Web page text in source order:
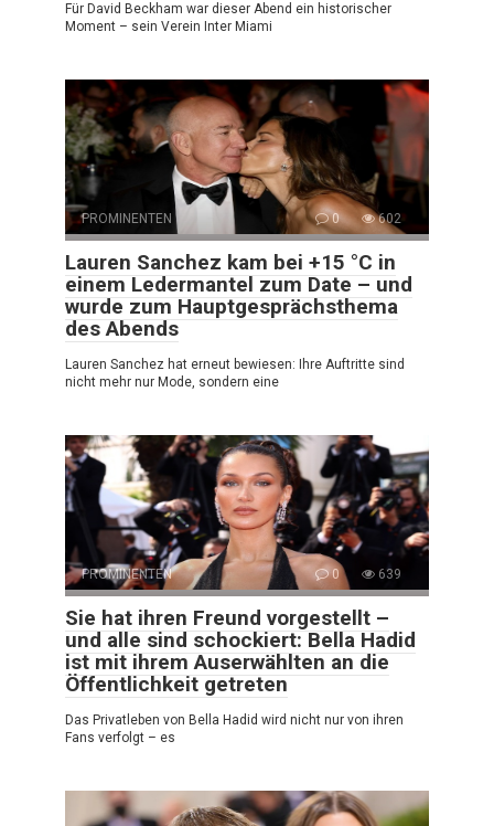
Für David Beckham war dieser Abend ein historischer
Moment – sein Verein Inter Miami
PROMINENTEN 0 602
Lauren Sanchez kam bei +15 °C in
einem Ledermantel zum Date – und
wurde zum Hauptgesprächsthema
des Abends
Lauren Sanchez hat erneut bewiesen: Ihre Auftritte sind
nicht mehr nur Mode, sondern eine
PROMINENTEN 0 639
Sie hat ihren Freund vorgestellt –
und alle sind schockiert: Bella Hadid
ist mit ihrem Auserwählten an die
Öffentlichkeit getreten
Das Privatleben von Bella Hadid wird nicht nur von ihren
Fans verfolgt – es